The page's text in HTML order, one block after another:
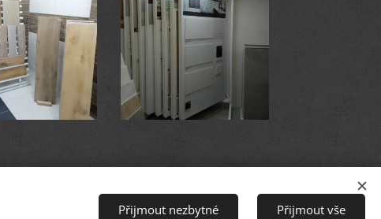
Přijmout nezbytné Přijmout vše